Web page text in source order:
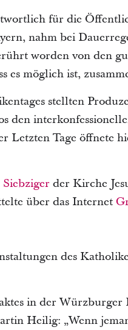
für die
nahm bei
worden von den
es möglich ist,
stellten
den
Letzten Tage öffnete
Siebziger der Kirche
über das Internet
des
in der
Heilig: „Wenn